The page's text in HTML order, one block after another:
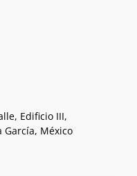
Edificio III,
García, México